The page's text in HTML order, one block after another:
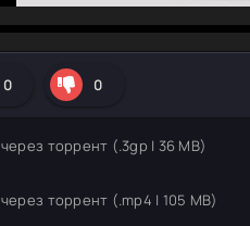
hd2160
hd1440
highres
hd1080
hd720
large
medium
small
tiny
0 0
через торрент (.3gp | 36 MB)
через торрент (.mp4 | 105 MB)